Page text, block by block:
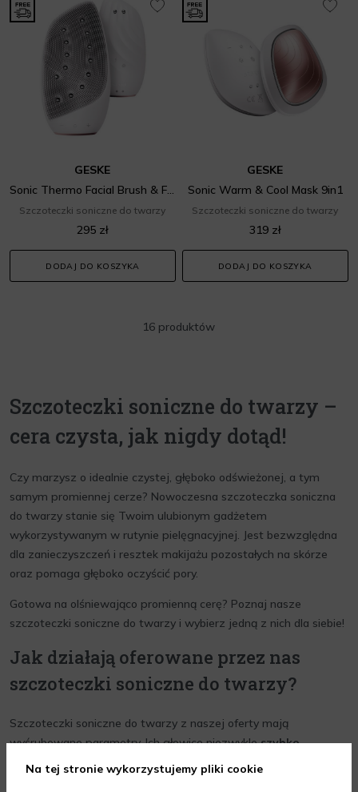
GESKE
Sonic Thermo Facial Brush & Face-Lifter 8in1
Szczoteczki soniczne do twarzy
295 zł
DODAJ DO KOSZYKA
GESKE
Sonic Warm & Cool Mask 9in1
Szczoteczki soniczne do twarzy
319 zł
DODAJ DO KOSZYKA
16 produktów
Szczoteczki soniczne do twarzy –
cera czysta, jak nigdy dotąd!
Czy marzysz o idealnie czystej, głęboko odświeżonej, a tym
samym promiennej cerze? Nowoczesna szczoteczka soniczna
do twarzy stanie się Twoim ulubionym gadżetem
wykorzystywanym w rutynie pielęgnacyjnej. Jest bezwzględna
dla zanieczyszczeń i resztek makijażu pozostałych na skórze
oraz pomaga głęboko oczyścić pory.
Gotowa na olśniewająco promienną cerę? Poznaj nasze
szczoteczki soniczne do twarzy i wybierz jedną z nich dla siebie!
Jak działają oferowane przez nas
szczoteczki soniczne do twarzy?
Szczoteczki soniczne do twarzy z naszej oferty mają
wyśrubowane parametry. Ich głowice niezwykleszybko
wibrują, a mechanizmy wytwarzają fale dźwiękowe
Na tej stronie wykorzystujemy pliki cookie